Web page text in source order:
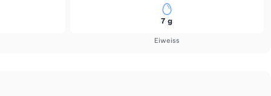
Eiweiss
7 g